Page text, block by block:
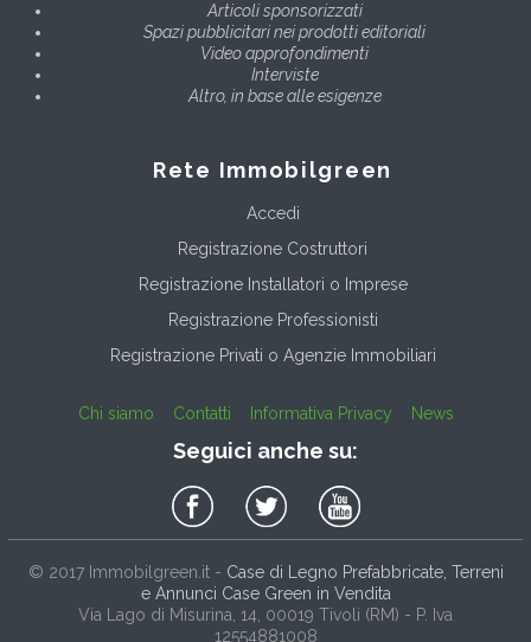
Articoli sponsorizzati
Spazi pubblicitari nei prodotti editoriali
Video approfondimenti
Interviste
Altro, in base alle esigenze
Rete Immobilgreen
Accedi
Registrazione Costruttori
Registrazione Installatori o Imprese
Registrazione Professionisti
Registrazione Privati o Agenzie Immobiliari
Chi siamo Contatti Informativa Privacy News
Seguici anche su:
© 2017 Immobilgreen.it- Case di Legno Prefabbricate, Terreni
e Annunci Case Green in Vendita
Via Lago di Misurina, 14 , 00019 Tivoli (RM) - P. Iva
12554881008